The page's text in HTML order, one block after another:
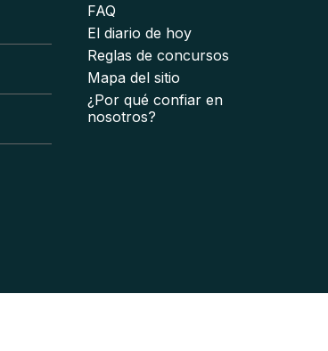
FAQ
El diario de hoy
Reglas de concursos
Mapa del sitio
¿Por qué confiar en
nosotros?